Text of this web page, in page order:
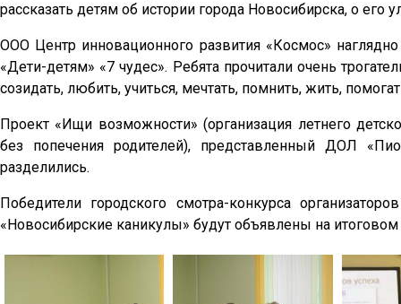
рассказать детям об истории города Новосибирска, о его
ООО Центр инновационного развития «Космос»
«Дети-детям» «7 чудес». Ребята прочитали очень
созидать, любить, учиться, мечтать, помнить, жить,
Проект «Ищи возможности» (организация летнего
без попечения родителей), представленный ДОЛ
разделились.
Победители городского смотра-конкурса
«Новосибирские каникулы» будут объявлены на